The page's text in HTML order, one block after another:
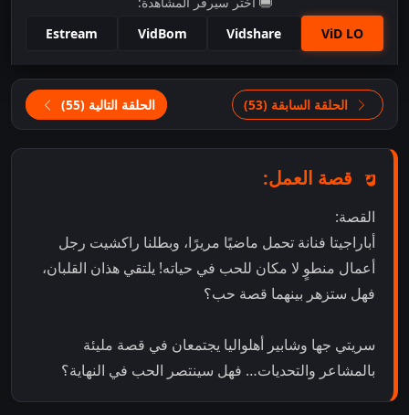
ViD LO
Vidshare
VidBom
Estream
اضغط للمشاهدة
الحلقة السابقة (53)
الحلقة التالية (55)
قصة العمل:
القصة:
أباراجيتا فنانة تحمل ماضيًا مريرًا، وبطلنا راكشيت رجل
أعمال منطوٍ لا مكان للحب في حياته! يلتقي هذان القلبان،
فهل ستزهر بينهما قصة حب؟
سريتي جها وشابير أهلواليا يجتمعان في قصة مليئة
بالمشاعر والتحديات… فهل سينتصر الحب في النهاية؟